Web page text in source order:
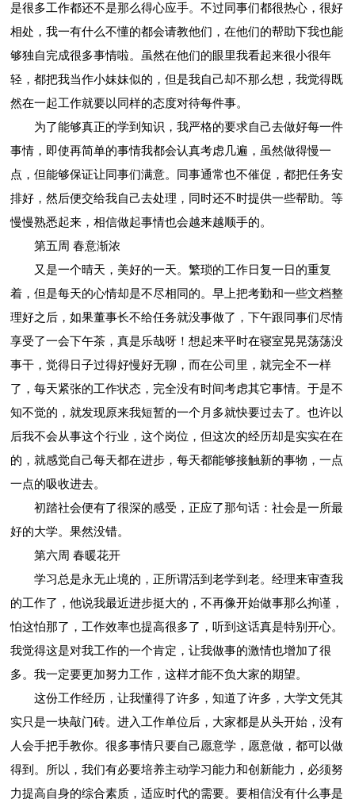
是很多工作都还不是那么得心应手。不过同事们都很热心，很好
相处，我一有什么不懂的都会请教他们，在他们的帮助下我也能
够独自完成很多事情啦。虽然在他们的眼里我看起来很小很年
轻，都把我当作小妹妹似的，但是我自己却不那么想，我觉得既
然在一起工作就要以同样的态度对待每件事。
为了能够真正的学到知识，我严格的要求自己去做好每一件
事情，即使再简单的事情我都会认真考虑几遍，虽然做得慢一
点，但能够保证让同事们满意。同事通常也不催促，都把任务安
排好，然后便交给我自己去处理，同时还不时提供一些帮助。等
慢慢熟悉起来，相信做起事情也会越来越顺手的。
第五周 春意渐浓
又是一个晴天，美好的一天。繁琐的工作日复一日的重复
着，但是每天的心情却是不尽相同的。早上把考勤和一些文档整
理好之后，如果董事长不给任务就没事做了，下午跟同事们尽情
享受了一会下午茶，真是乐哉呀！想起来平时在寝室晃晃荡荡没
事干，觉得日子过得好慢好无聊，而在公司里，就完全不一样
了，每天紧张的工作状态，完全没有时间考虑其它事情。于是不
知不觉的，就发现原来我短暂的一个月多就快要过去了。也许以
后我不会从事这个行业，这个岗位，但这次的经历却是实实在在
的，就感觉自己每天都在进步，每天都能够接触新的事物，一点
一点的吸收进去。
初踏社会便有了很深的感受，正应了那句话：社会是一所最
好的大学。果然没错。
第六周 春暖花开
学习总是永无止境的，正所谓活到老学到老。经理来审查我
的工作了，他说我最近进步挺大的，不再像开始做事那么拘谨，
怕这怕那了，工作效率也提高很多了，听到这话真是特别开心。
我觉得这是对我工作的一个肯定，让我做事的激情也增加了很
多。我一定要更加努力工作，这样才能不负大家的期望。
这份工作经历，让我懂得了许多，知道了许多，大学文凭其
实只是一块敲门砖。进入工作单位后，大家都是从头开始，没有
人会手把手教你。很多事情只要自己愿意学，愿意做，都可以做
得到。所以，我们有必要培养主动学习能力和创新能力，必须努
力提高自身的综合素质，适应时代的需要。要相信没有什么事是